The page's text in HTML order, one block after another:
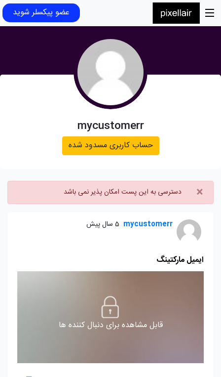
عضو پیکسلر شوید
mycustomerr
حساب کاربری مسدود شده
× دسترسی به این پست امکان پذیر نمی باشد
mycustomerr 5 سال پیش
ایمیل مارکتینگ
قابل مشاهده برای دنبال کننده ها